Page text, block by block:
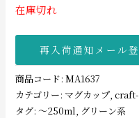
在庫切れ
再入荷通知メール
商品コード:MA1637
カテゴリー: マグカップ ,
タグ:〜250ml グリーン系